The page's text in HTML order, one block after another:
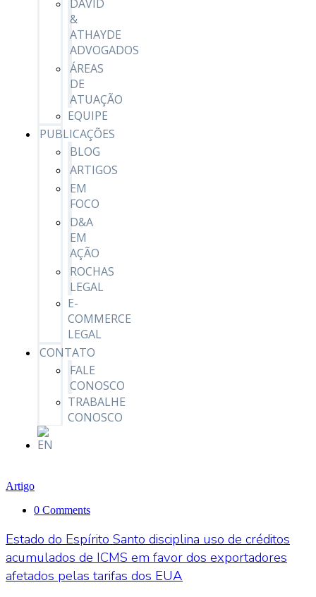
DAVID
&
ATHAYDE
ADVOGADOS
ÁREAS
DE
ATUAÇÃO
EQUIPE
PUBLICAÇÕES
BLOG
ARTIGOS
EM
FOCO
D&A
EM
AÇÃO
ROCHAS
LEGAL
E-
COMMERCE
LEGAL
CONTATO
FALE
CONOSCO
TRABALHE
CONOSCO
Artigo
0 Comments
Estado do Espírito Santo disciplina uso de créditos
acumulados de ICMS em favor dos exportadores
afetados pelas tarifas dos EUA